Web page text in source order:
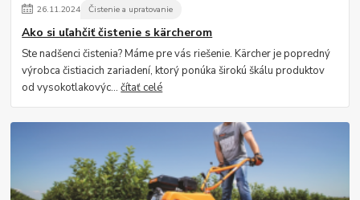
26.11.2024 Čistenie a upratovanie
Ako si uľahčiť čistenie s kärcherom
Ste nadšenci čistenia? Máme pre vás riešenie. Kärcher je popredný
výrobca čistiacich zariadení, ktorý ponúka širokú škálu produktov
od vysokotlakovýc...čítať celé